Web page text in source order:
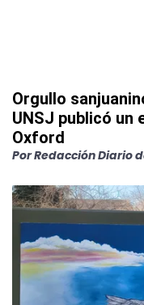
Orgullo
UNSJ publicó un
Oxford
PorRedacción Diario